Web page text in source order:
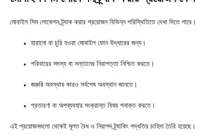
মোবাইল সিম লোকেশন ট্র্যাক করার প্রয়োজন বিভিন্ন পরিস্থিতিতে দেখা দিতে পারে।
হারানো বা চুরি হওয়া মোবাইল ফোন উদ্ধারের জন্য।
পরিবারের সদস্য বা সন্তানের নিরাপত্তা নিশ্চিত করতে।
জরুরি অবস্থায় কারও সর্বশেষ অবস্থান জানতে।
প্রতারণা বা অপব্যবহার সংক্রান্ত বিষয় শনাক্ত করতে।
এই প্রয়োজনগুলো থেকেই মূলত বৈধ ও নিরাপদ ট্র্যাকিং পদ্ধতির চাহিদা তৈরি হয়েছে।